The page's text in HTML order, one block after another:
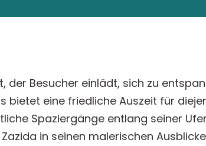
der Besucher einlädt, sich zu
bietet eine friedliche Auszeit für
Spaziergänge entlang seiner
in seinen malerischen